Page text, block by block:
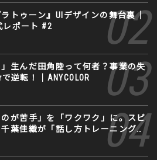
トゥーン』UIデザインの舞台裏｜
レポート #2
」生んだ田角陸って何者？事業の失
逆転！｜ANYCOLOR
のが苦手」を「ワクワク」に。スピ
葉佳織が「話し方トレーニング」